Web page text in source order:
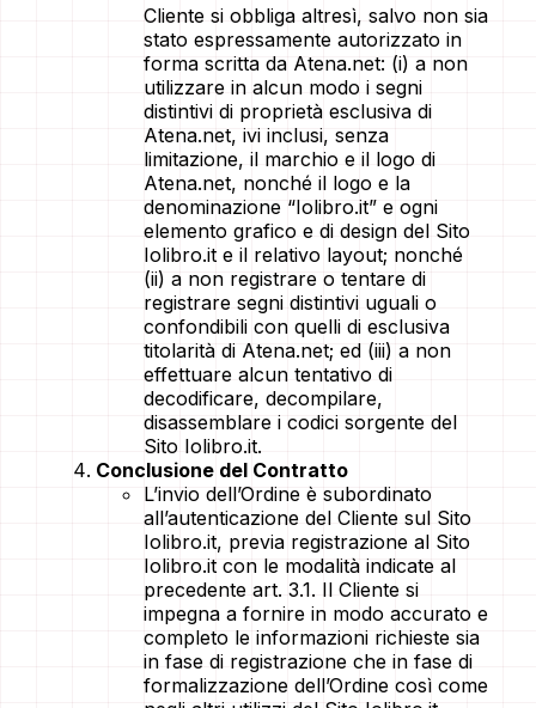
Cliente si obbliga altresì, salvo non sia
stato espressamente autorizzato in
forma scritta da Atena.net: (i) a non
utilizzare in alcun modo i segni
distintivi di proprietà esclusiva di
Atena.net, ivi inclusi, senza
limitazione, il marchio e il logo di
Atena.net, nonché il logo e la
denominazione “Iolibro.it” e ogni
elemento grafico e di design del Sito
Iolibro.it e il relativo layout; nonché
(ii) a non registrare o tentare di
registrare segni distintivi uguali o
confondibili con quelli di esclusiva
titolarità di Atena.net; ed (iii) a non
effettuare alcun tentativo di
decodificare, decompilare,
disassemblare i codici sorgente del
Sito Iolibro.it.
Conclusione del Contratto
L’invio dell’Ordine è subordinato
all’autenticazione del Cliente sul Sito
Iolibro.it, previa registrazione al Sito
Iolibro.it con le modalità indicate al
precedente art. 3.1. Il Cliente si
impegna a fornire in modo accurato e
completo le informazioni richieste sia
in fase di registrazione che in fase di
formalizzazione dell’Ordine così come